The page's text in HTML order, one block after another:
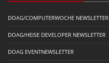
DOAG/COMPUTERWOCHE NEWSLETTER
DOAG/HEISE DEVELOPER NEWSLETTER
DOAG EVENTNEWSLETTER